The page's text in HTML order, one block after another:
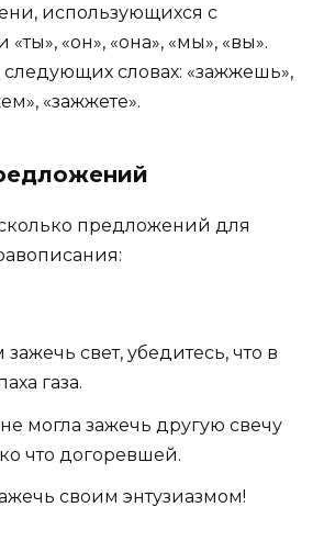
использующихся с
«он», «она», «мы», «вы».
следующих словах: «зажжешь»,
«зажжете».
предложений для
свет, убедитесь, что в
газа.
могла зажечь другую свечу
что догоревшей.
своим энтузиазмом!